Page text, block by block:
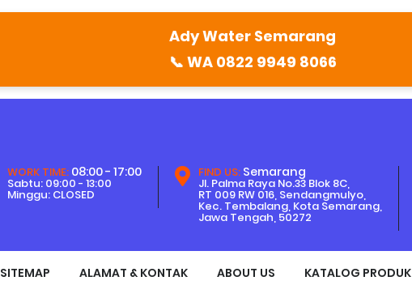
Ady Water Semarang
📞 WA 0822 9949 8066
WORK TIME: 08:00 - 17:00
Sabtu: 09:00 - 13:00
Minggu: CLOSED
FIND US: Semarang
Jl. Palma Raya No.33 Blok 8C,
RT 009 RW 016, Sendangmulyo,
Kec. Tembalang, Kota Semarang,
Jawa Tengah, 50272
SITEMAP ALAMAT & KONTAK ABOUT US KATALOG PRODUK